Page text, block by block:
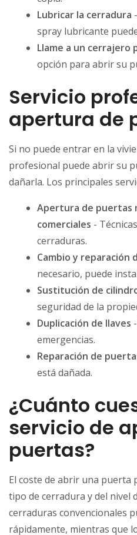
Lubricar la cerradura
spray lubricante
Llame a un cerrajero
opción para abrir su
Servicio
apertura de
Si no puede entrar en la
profesional puede abrir su
dañarla. Los principales
Apertura de puertas
comerciales -
cerraduras.
Cambio y reparación
necesario, puede
Sustitución de
seguridad de la
Duplicación de llaves
emergencias.
Reparación de
está dañada.
¿Cuánto
servicio de
puertas?
El coste de abrir una puerta
tipo de cerradura y del nivel
cerraduras convencionales
rápidamente, mientras que